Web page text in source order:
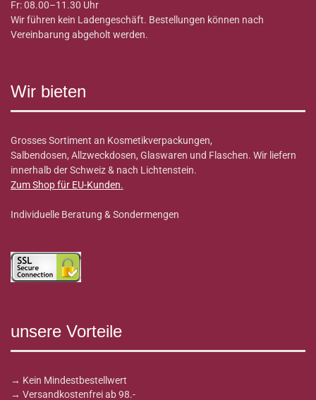
Fr: 08.00–11.30 Uhr
Wir führen kein Ladengeschäft. Bestellungen können nach
Vereinbarung abgeholt werden.
Wir bieten
Grosses Sortiment an Kosmetikverpackungen,
Salbendosen, Allzweckdosen, Glaswaren und Flaschen. Wir liefern
innerhalb der Schweiz & nach Lichtenstein.
Zum Shop für EU-Kunden.
Individuelle Beratung & Sondermengen
unsere Vorteile
→ Kein Mindestbestellwert
→ Versandkostenfrei ab 98.-